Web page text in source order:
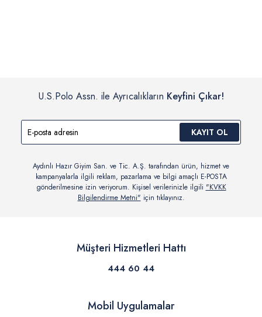
U.S.Polo Assn. ile Ayrıcalıkların Keyfini Çıkar!
KAYIT OL
Aydınlı Hazır Giyim San. ve Tic. A.Ş. tarafından ürün, hizmet ve
kampanyalarla ilgili reklam, pazarlama ve bilgi amaçlı E-POSTA
gönderilmesine izin veriyorum. Kişisel verilerinizle ilgili "KVKK
Bilgilendirme Metni" için tıklayınız.
Müşteri Hizmetleri Hattı
444 60 44
Mobil Uygulamalar